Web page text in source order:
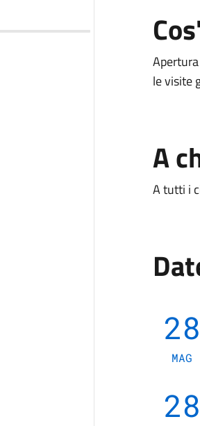
le visite
A
A tutti i
28
MAG
28